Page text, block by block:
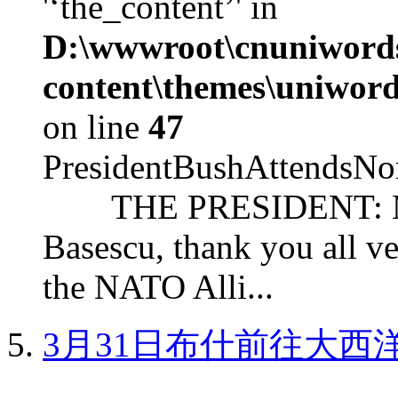
on line 47
THE PRESIDENT:
Basescu, thank you all
the NATO Alli...
3月31日布什前往大西